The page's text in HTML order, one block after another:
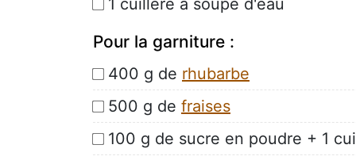
Pour la garniture :
400 g de rhubarbe
500 g de fraises
100 g de sucre en poudre + 1